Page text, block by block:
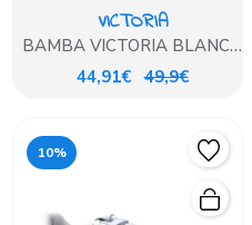
VICTORIA
BAMBA VICTORIA BLANCO
Y AZUL
44,91€ 49,9€
10%